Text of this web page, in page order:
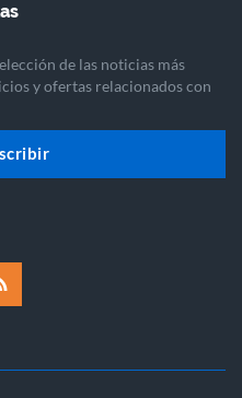
de las noticias más
y ofertas relacionados con